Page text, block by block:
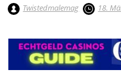
Twistedmalemag 18.